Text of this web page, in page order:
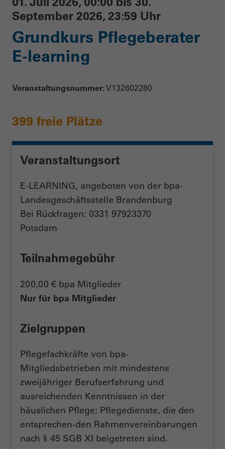
September 2026, 23:59 Uhr
Grundkurs Pflegeberater
E-learning
Veranstaltungsnummer: V132602280
399 freie Plätze
Veranstaltungsort
E-LEARNING, angeboten von der bpa-
Landesgeschäftsstelle Brandenburg
Bei Rückfragen: 0331 97923370
Potsdam
Teilnahmegebühr
200,00 € bpa Mitglieder
Nur für bpa Mitglieder
Zielgruppen
Pflegefachkräfte von bpa-
Mitgliedsbetrieben mit mindestens
zweijähriger Berufserfahrung und
ausreichenden Kenntnissen in der
häuslichen Pflege; Pflegedienste, die den
entsprechen-den Rahmenvereinbarungen
nach § 45 SGB XI beigetreten sind.